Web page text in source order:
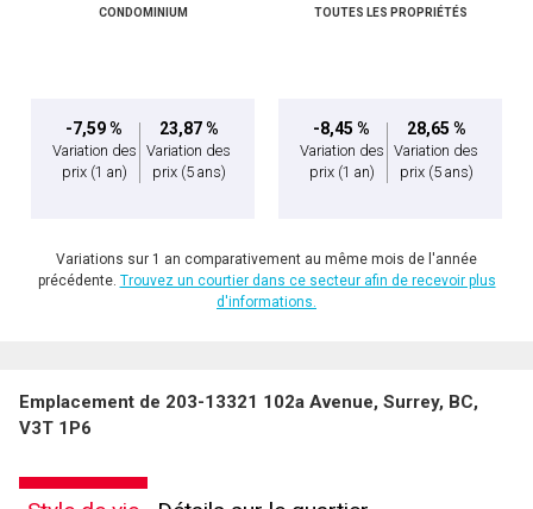
CONDOMINIUM
-7,59 %
Variation des
prix (1 an)
23,87 %
Variation des
prix (5 ans)
TOUTES LES PROPRIÉTÉS
-8,45 %
Variation des
prix (1 an)
28,65 %
Variation des
prix (5 ans)
Variations sur 1 an comparativement au même mois de l'année
précédente. Trouvez un courtier dans ce secteur afin de recevoir plus
d'informations.
Emplacement de 203-13321 102a Avenue, Surrey, BC,
V3T 1P6